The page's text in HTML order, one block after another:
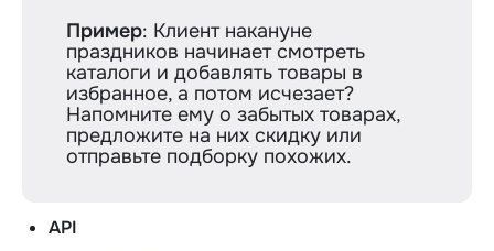
Пример: Клиент накануне
праздников начинает смотреть
каталоги и добавлять товары в
избранное, а потом исчезает?
Напомните ему о забытых товарах,
предложите на них скидку или
отправьте подборку похожих.
API